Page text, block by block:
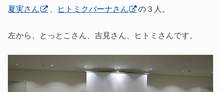
夏実さん
ヒトミクバーナさん の３人。
左から、とっとこさん、吉見さん、ヒトミさんです。